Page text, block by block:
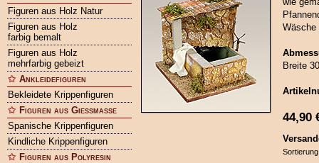
Figuren aus Holz Natur
Figuren aus Holz
farbig bemalt
Figuren aus Holz
mehrfarbig gebeizt
Ankleidefiguren
Bekleidete Krippenfiguren
Figuren aus Gießmasse
Spanische Krippenfiguren
Kindliche Krippenfiguren
Figuren aus Polyresin
Wäsche
Breite
44,90